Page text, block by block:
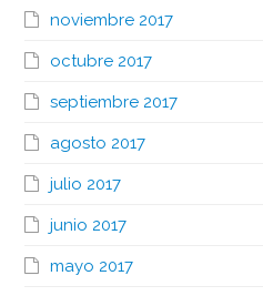
noviembre 2017
octubre 2017
septiembre 2017
agosto 2017
julio 2017
junio 2017
mayo 2017